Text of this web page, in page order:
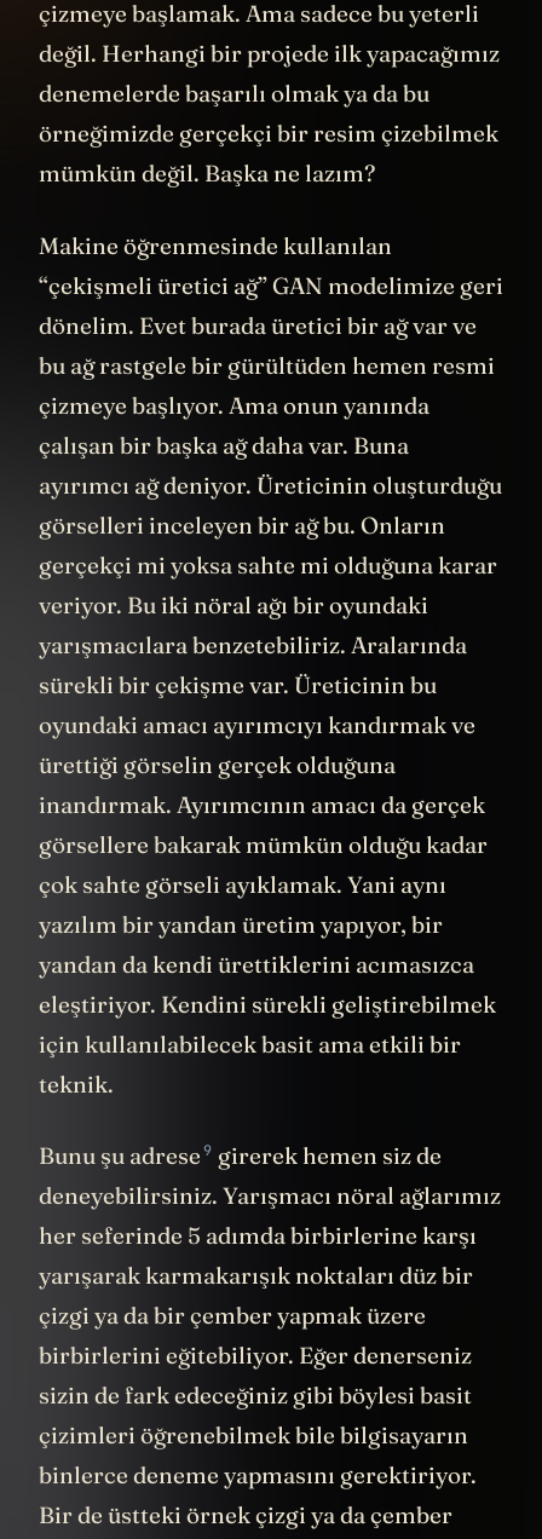
çizmeye başlamak. Ama sadece bu yeterli
değil. Herhangi bir projede ilk yapacağımız
denemelerde başarılı olmak ya da bu
örneğimizde gerçekçi bir resim çizebilmek
mümkün değil. Başka ne lazım?
Makine öğrenmesinde kullanılan
“çekişmeli üretici ağ” GAN modelimize geri
dönelim. Evet burada üretici bir ağ var ve
bu ağ rastgele bir gürültüden hemen resmi
çizmeye başlıyor. Ama onun yanında
çalışan bir başka ağ daha var. Buna
ayırımcı ağ deniyor. Üreticinin oluşturduğu
görselleri inceleyen bir ağ bu. Onların
gerçekçi mi yoksa sahte mi olduğuna karar
veriyor. Bu iki nöral ağı bir oyundaki
yarışmacılara benzetebiliriz. Aralarında
sürekli bir çekişme var. Üreticinin bu
oyundaki amacı ayırımcıyı kandırmak ve
ürettiği görselin gerçek olduğuna
inandırmak. Ayırımcının amacı da gerçek
görsellere bakarak mümkün olduğu kadar
çok sahte görseli ayıklamak. Yani aynı
yazılım bir yandan üretim yapıyor, bir
yandan da kendi ürettiklerini acımasızca
eleştiriyor. Kendini sürekli geliştirebilmek
için kullanılabilecek basit ama etkili bir
teknik.
Bunu şu adrese9 girerek hemen siz de
deneyebilirsiniz. Yarışmacı nöral ağlarımız
her seferinde 5 adımda birbirlerine karşı
yarışarak karmakarışık noktaları düz bir
çizgi ya da bir çember yapmak üzere
birbirlerini eğitebiliyor. Eğer denerseniz
sizin de fark edeceğiniz gibi böylesi basit
çizimleri öğrenebilmek bile bilgisayarın
binlerce deneme yapmasını gerektiriyor.
Bir de üstteki örnek çizgi ya da çember